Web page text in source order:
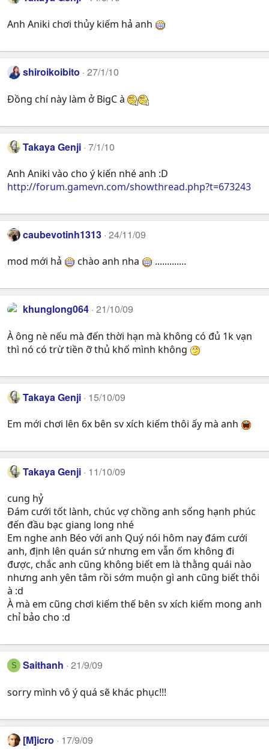
Anh Aniki chơi thủy kiếm hả anh
shiroikoibito 27/1/10
Đồng chí này làm ở BigC à
Takaya Genji 7/1/10
Anh Aniki vào cho ý kiến nhé anh :D
http://forum.gamevn.com/showthread.php?t=673243
caubevotinh1313 24/11/09
mod mới hả chào anh nha .............
khunglong064 21/10/09
À ông nè nếu mà đến thời hạn mà không có đủ 1k vạn
thì nó có trừ tiền ỡ thủ khố mình không
Takaya Genji 15/10/09
Em mới chơi lên 6x bên sv xích kiếm thôi ấy mà anh
Takaya Genji 11/10/09
cung hỷ
Đám cưới tốt lành, chúc vợ chồng anh sống hạnh phúc
đến đầu bạc giang long nhé
Em nghe anh Béo với anh Quý nói hôm nay đám cưới
anh, định lên quán sứ nhưng em vẫn ốm không đi
được, chắc anh cũng không biết em là thằng quái nào
nhưng anh yên tâm rồi sớm muộn gì anh cũng biết thôi
à :d
À mà em cũng chơi kiếm thế bên sv xích kiếm mong anh
chỉ bảo cho :d
S Saithanh 21/9/09
sorry mình vô ý quá sẽ khác phục!!!
[M]icro 17/9/09